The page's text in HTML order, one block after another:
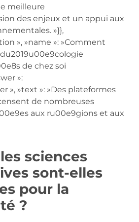
meilleure
des enjeux et un appui aux
»}},
», »name »: »Comment
de chez soi
»:
», »text »: »Des plateformes
de nombreuses
aux ru00e9gions et aux
sciences
sont-elles
pour la
?